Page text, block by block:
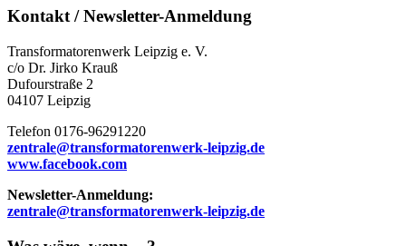
Kontakt / Newsletter-Anmeldung
Transformatorenwerk Leipzig e. V.
c/o Dr. Jirko Krauß
Dufourstraße 2
04107 Leipzig
Telefon 0176-96291220
zentrale@transformatorenwerk-leipzig.de
www.facebook.com
Newsletter-Anmeldung:
zentrale@transformatorenwerk-leipzig.de